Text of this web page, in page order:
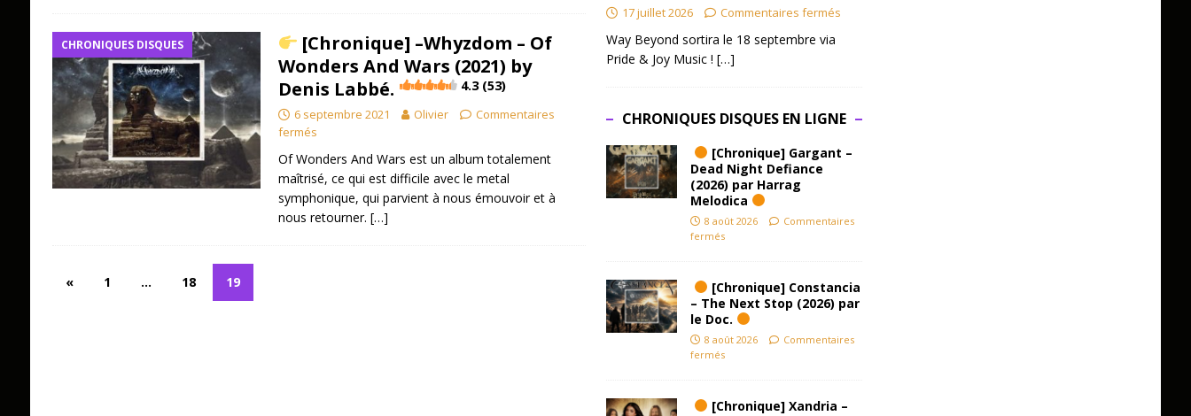
CHRONIQUES DISQUES
[Chronique] –Whyzdom – Of
Wonders And Wars (2021) by
Denis Labbé.
4.3 (53)
6 septembre 2021 Olivier
Commentaires
fermés
Of Wonders And Wars est un album totalement
maîtrisé, ce qui est difficile avec le metal
symphonique, qui parvient à nous émouvoir et à
nous retourner. […]
« 1 … 18 19
17 juillet 2026 Commentaires fermés
Way Beyond sortira le 18 septembre via
Pride & Joy Music ! […]
CHRONIQUES DISQUES EN LIGNE
[Chronique] Gargant –
Dead Night Defiance
(2026) par Harrag
Melodica
8 août 2026
Commentaires
fermés
[Chronique] Constancia
– The Next Stop (2026) par
le Doc.
8 août 2026
Commentaires
fermés
[Chronique] Xandria –